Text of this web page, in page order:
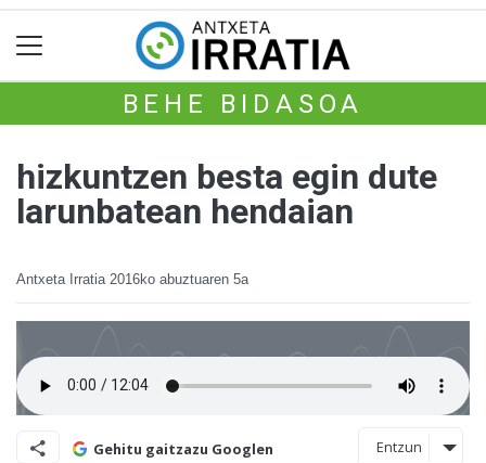
BEHE BIDASOA
hizkuntzen besta egin dute
larunbatean hendaian
Antxeta Irratia 2016ko abuztuaren 5a
Gehitu gaitzazu Googlen Entzun